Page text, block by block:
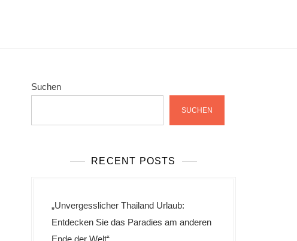
Suchen
SUCHEN
RECENT POSTS
„Unvergesslicher Thailand Urlaub:
Entdecken Sie das Paradies am anderen
Ende der Welt“